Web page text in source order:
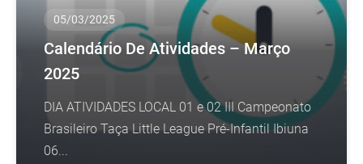
05/03/2025
Calendário De Atividades – Março
2025
DIA ATIVIDADES LOCAL 01 e 02 III Campeonato
Brasileiro Taça Little League Pré-Infantil Ibiuna
06...